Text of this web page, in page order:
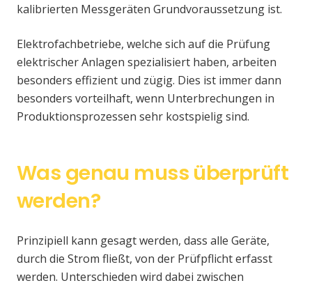
kalibrierten Messgeräten Grundvoraussetzung ist.
Elektrofachbetriebe, welche sich auf die Prüfung
elektrischer Anlagen spezialisiert haben, arbeiten
besonders effizient und zügig. Dies ist immer dann
besonders vorteilhaft, wenn Unterbrechungen in
Produktionsprozessen sehr kostspielig sind.
Was genau muss überprüft
werden?
Prinzipiell kann gesagt werden, dass alle Geräte,
durch die Strom fließt, von der Prüfpflicht erfasst
werden. Unterschieden wird dabei zwischen